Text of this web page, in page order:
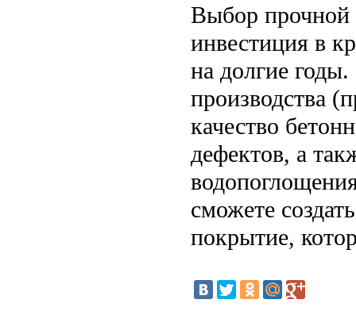
Выбор прочной
инвестиция в
на долгие
производства
качество
дефектов, а
сможете
покрытие,